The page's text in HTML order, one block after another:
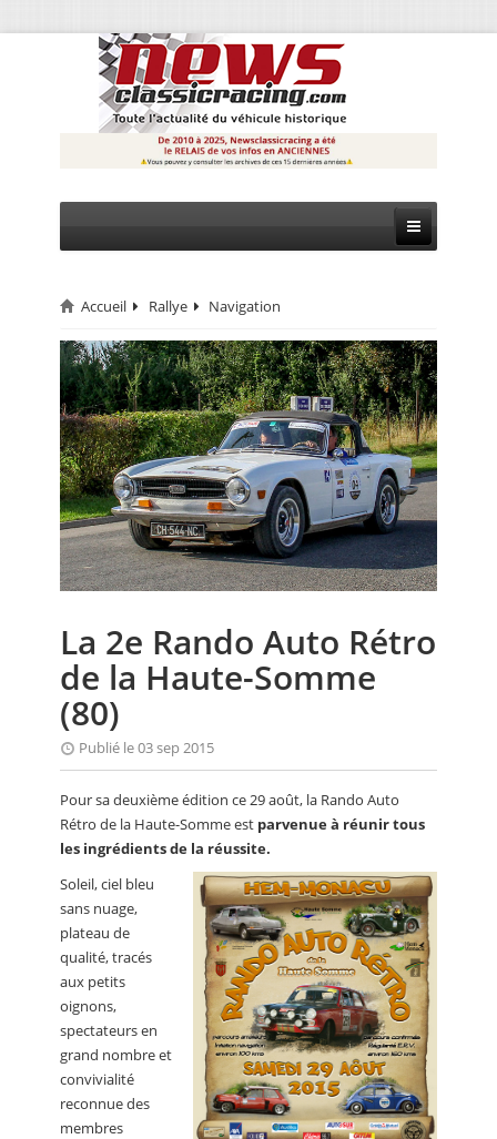
CIRCUIT
RALLYE
MONTAGNE
EVÈNEMENTS
CALENDRIER
FOCUS
ANNUAIRES
PETITES ANNONCES
Accueil Rallye Navigation
La 2e Rando Auto Rétro
de la Haute-Somme
(80)
Publié le 03 sep 2015
Pour sa deuxième édition ce 29 août, la Rando Auto
Rétro de la Haute-Somme est parvenue à réunir tous
les ingrédients de la réussite.
Soleil, ciel bleu
sans nuage,
plateau de
qualité, tracés
aux petits
oignons,
spectateurs en
grand nombre et
convivialité
reconnue des
membres